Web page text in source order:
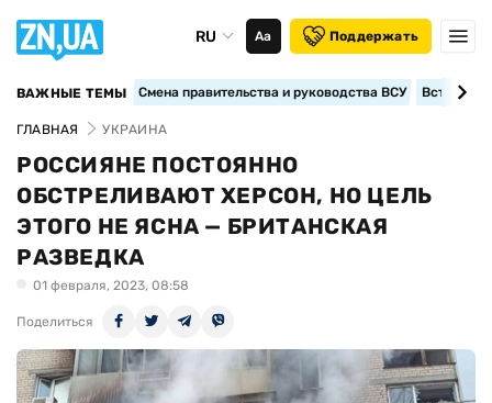
RU Аа Поддержать
ВАЖНЫЕ ТЕМЫ Смена правительства и руководства ВСУ
ГЛАВНАЯ УКРАИНА
РОССИЯНЕ ПОСТОЯННО
ОБСТРЕЛИВАЮТ ХЕРСОН, НО ЦЕЛЬ
ЭТОГО НЕ ЯСНА — БРИТАНСКАЯ
РАЗВЕДКА
01 февраля, 2023, 08:58
Поделиться